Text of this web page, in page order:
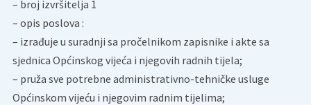
– broj izvršitelja 1
– opis poslova :
– izrađuje u suradnji sa pročelnikom zapisnike i akte sa
sjednica Općinskog vijeća i njegovih radnih tijela;
– pruža sve potrebne administrativno-tehničke usluge
Općinskom vijeću i njegovim radnim tijelima;